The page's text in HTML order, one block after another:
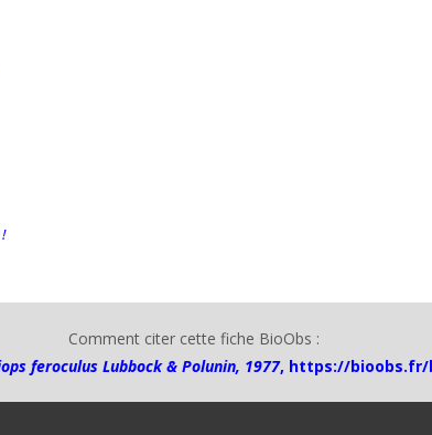
Comment citer cette fiche BioObs :
feroculus Lubbock & Polunin, 1977, https://bioobs.fr/